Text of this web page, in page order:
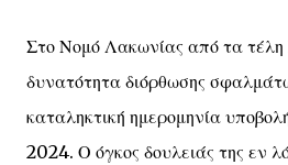
Στο Νομό Λακωνίας από τα τέλη
δυνατότητα διόρθωσης
καταληκτική ημερομηνία
2024. Ο όγκος δουλειάς της εν